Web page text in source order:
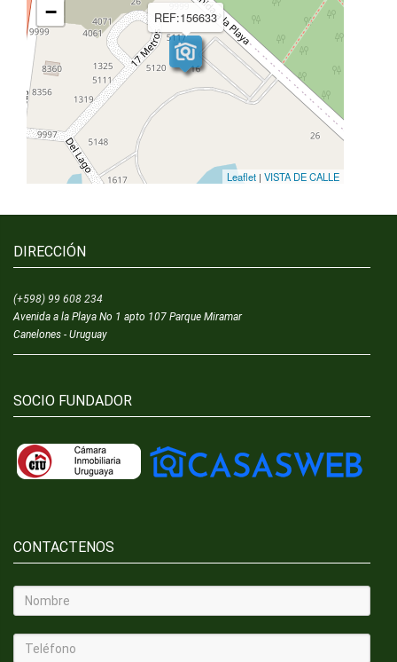
REF:156633
−
Leaflet | VISTA DE CALLE
DIRECCIÓN
(+598) 99 608 234
Avenida a la Playa No 1 apto 107 Parque Miramar
Canelones - Uruguay
SOCIO FUNDADOR
CONTACTENOS